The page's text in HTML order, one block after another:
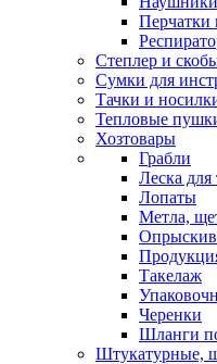
Перчатки
Степлер и
Сумки для
Тачки и
Тепловые
Хозтовары
Грабли
Леска
Лопаты
Метла,
Такелаж
Черенки
Шланги
Штукатурные,